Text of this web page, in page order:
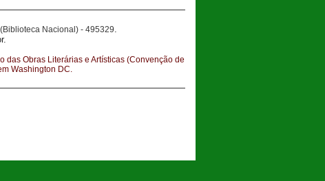
Nacional) - 495329.
das Obras Literárias e Artísticas (Convenção de
Washington DC.